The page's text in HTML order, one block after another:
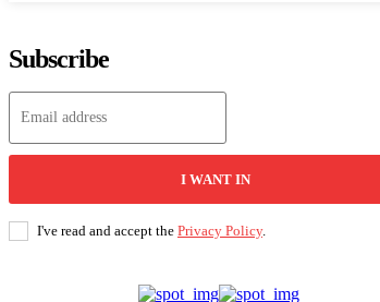
Subscribe
I WANT IN
I've read and accept the Privacy Policy.